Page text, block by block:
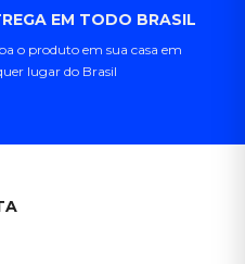
EM TODO BRASIL
o produto em sua casa em
lugar do Brasil